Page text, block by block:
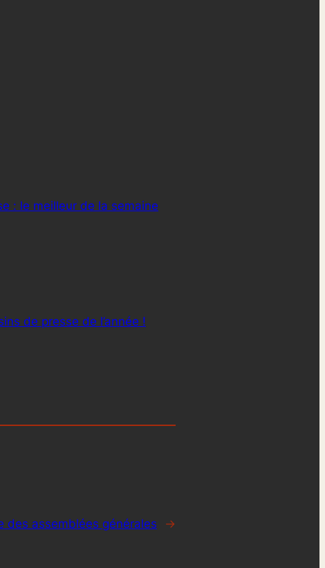
: le meilleur de la semaine
de presse de l’année !
des assemblées générales →